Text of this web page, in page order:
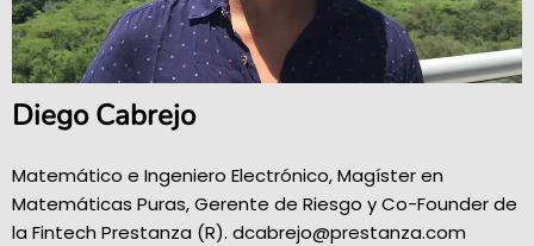
Diego Cabrejo
Matemático e Ingeniero Electrónico, Magíster en
Matemáticas Puras, Gerente de Riesgo y Co-Founder de
la Fintech Prestanza (R). dcabrejo@prestanza.com